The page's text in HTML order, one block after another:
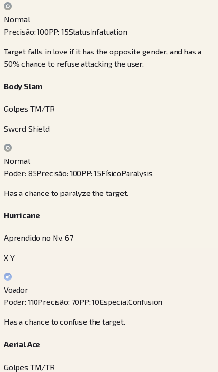
Normal
Precisão:100PP:15StatusInfatuation
Target falls in love if it has the opposite gender, and has a
50% chance to refuse attacking the user.
Body Slam
Golpes TM/TR
Sword Shield
Normal
Poder: 85Precisão: 100PP:15FísicoParalysis
Has a chance to paralyze the target.
Hurricane
Aprendido no Nv. 67
X Y
Voador
Poder: 110Precisão: 70PP:10EspecialConfusion
Has a chance to confuse the target.
Aerial Ace
Golpes TM/TR